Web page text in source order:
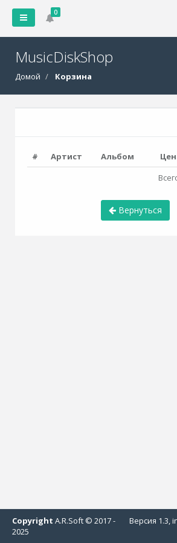
0
MusicDiskShop
Домой Корзина
# Артист Альбом
Вернуться
Версия 1.3,
Copyright A.R.Soft © 2017 -
2025